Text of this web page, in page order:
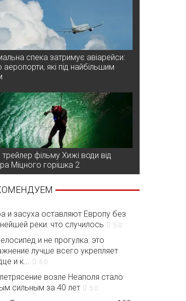
спека затримує авіарейси:
аеропорти, які під найбільшим
фільму Хижі води від
Міцного горішка 2
и засуха оставляют Европу без
реки: что случилось
5.0
и не прогулка: это
лучше всего укрепляет
и к...
5.0
возле Неаполя стало
сильным за 40 лет
5.0